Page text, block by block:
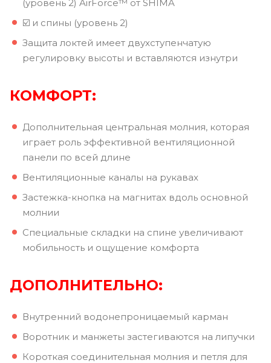
(уровень 2) AirForce™ от SHIMA
☑️ и спины (уровень 2)
Защита локтей имеет двухступенчатую
регулировку высоты и вставляются изнутри
КОМФОРТ:
Дополнительная центральная молния, которая
играет роль эффективной вентиляционной
панели по всей длине
Вентиляционные каналы на рукавах
Застежка-кнопка на магнитах вдоль основной
молнии
Специальные складки на спине увеличивают
мобильность и ощущение комфорта
ДОПОЛНИТЕЛЬНО:
Внутренний водонепроницаемый карман
Воротник и манжеты застегиваются на липучки
Короткая соединительная молния и петля для